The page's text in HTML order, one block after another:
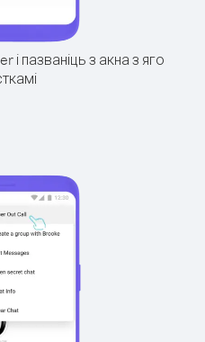
пазваніць з акна з яго